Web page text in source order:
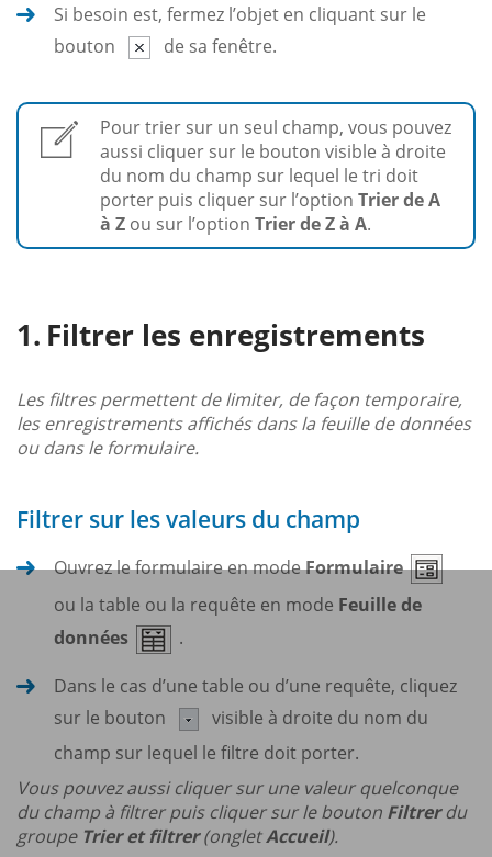
Si besoin est, fermez l’objet en cliquant sur le
bouton
de sa fenêtre.
Pour trier sur un seul champ, vous pouvez
aussi cliquer sur le bouton visible à droite
du nom du champ sur lequel le tri doit
porter puis cliquer sur l’option Trier de A
à Z ou sur l’option Trier de Z à A.
Filtrer les enregistrements
Les filtres permettent de limiter, de façon temporaire,
les enregistrements affichés dans la feuille de données
ou dans le formulaire.
Filtrer sur les valeurs du champ
Ouvrez le formulaire en modeFormulaire
ou la table ou la requête en mode Feuille de
données
.
Dans le cas d’une table ou d’une requête, cliquez
sur le bouton
visible à droite du nom du
champ sur lequel le filtre doit porter.
Vous pouvez aussi cliquer sur une valeur quelconque
du champ à filtrer puis cliquer sur le bouton Filtrerdu
groupe Trier et filtrer(ongletAccueil).